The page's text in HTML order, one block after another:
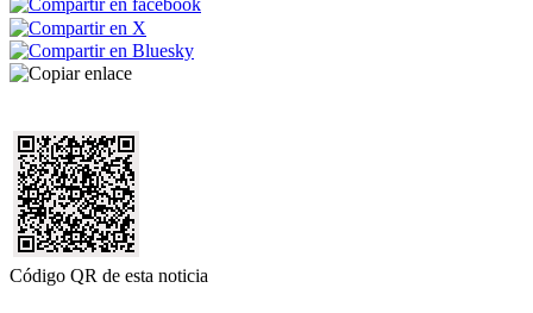
Código QR de esta noticia